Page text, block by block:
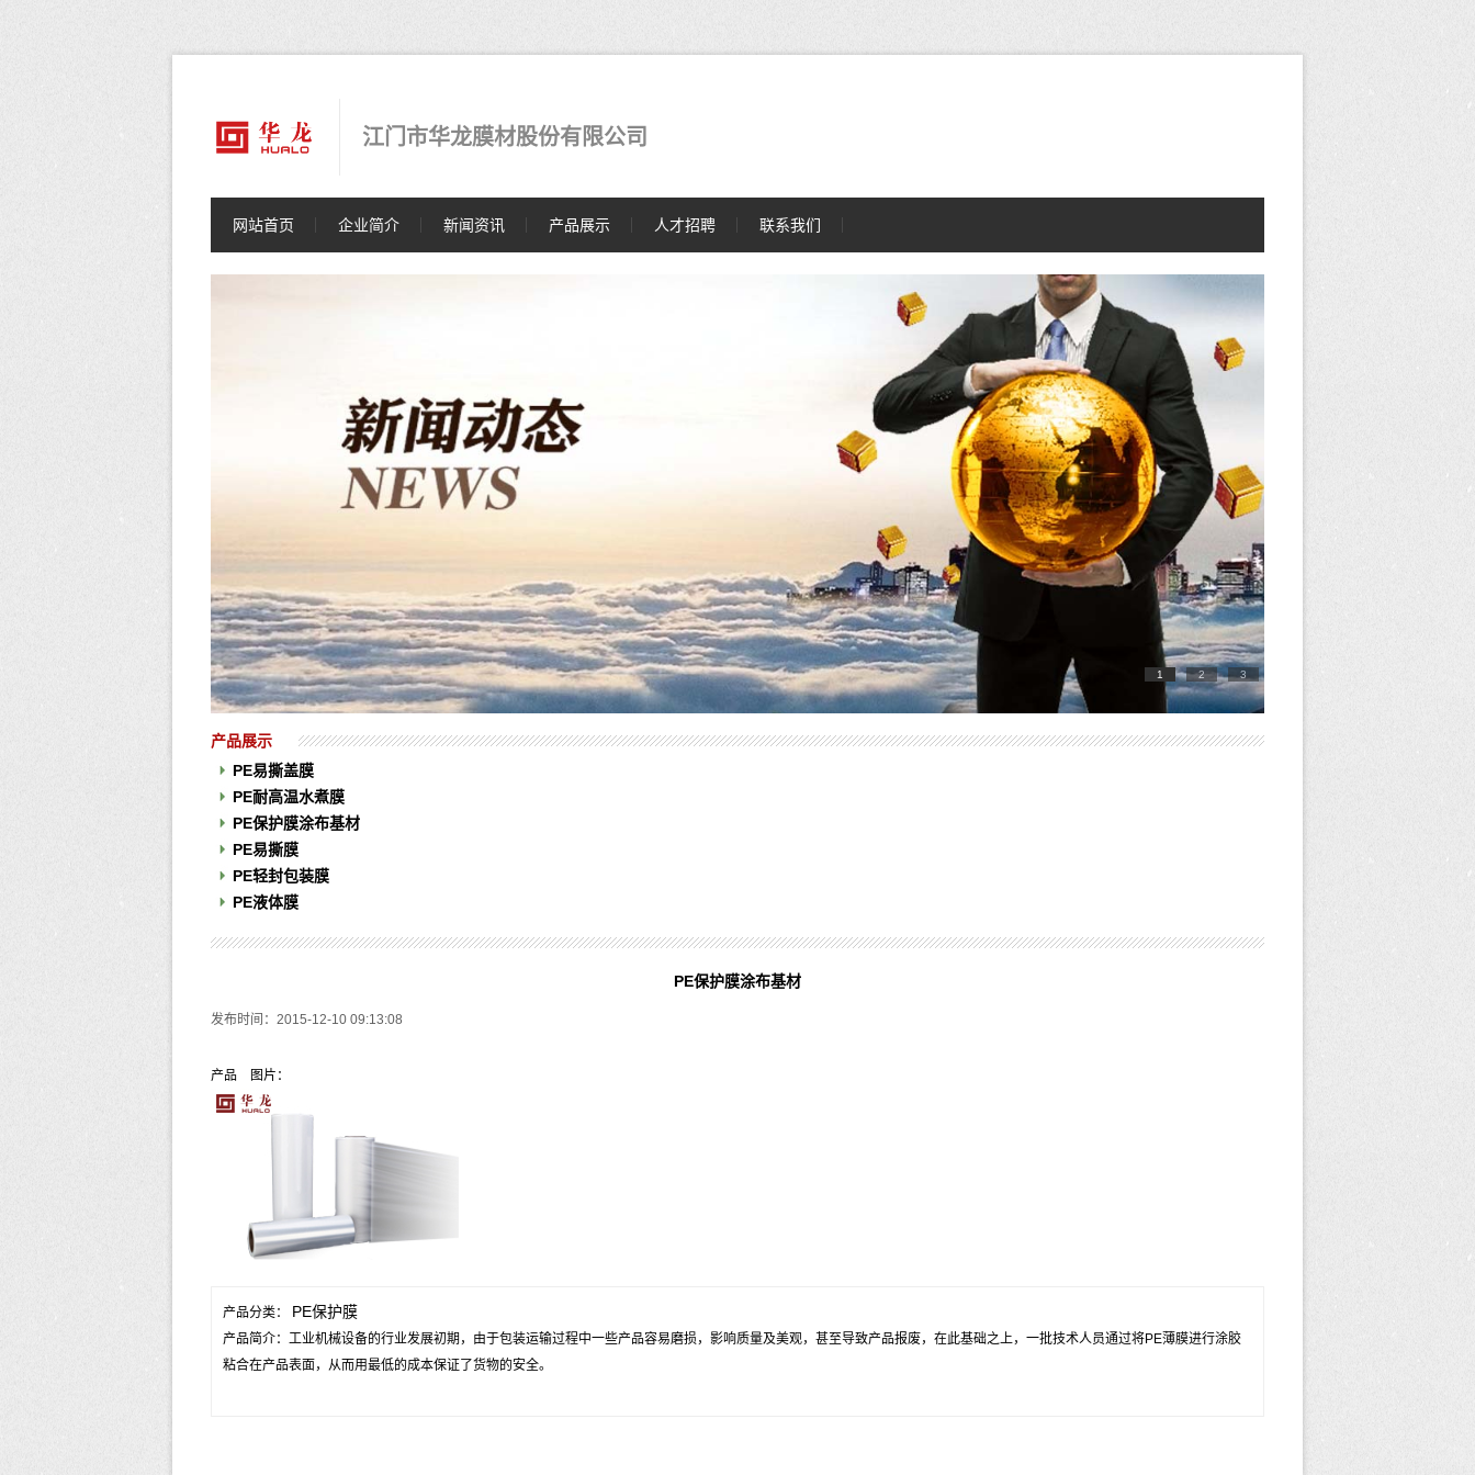
江门市华龙膜材股份有限公司
网站首页 企业简介 新闻资讯 产品展示 人才招聘 联系我们
1 2 3
产品展示
PE易撕盖膜
PE耐高温水煮膜
PE保护膜涂布基材
PE易撕膜
PE轻封包装膜
PE液体膜
PE保护膜涂布基材
发布时间：2015-12-10 09:13:08
产品 图片：
产品分类： PE保护膜
产品简介：工业机械设备的行业发展初期，由于包装运输过程中一些产品容易磨损，影响质量及美观，甚至导致产品报废，在此基础之上，一批技术人员通过将PE薄膜进行涂胶
粘合在产品表面，从而用最低的成本保证了货物的安全。